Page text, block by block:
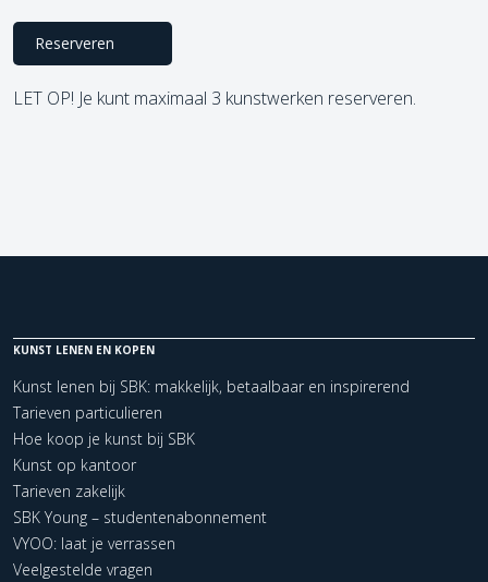
Reserveren
LET OP! Je kunt maximaal 3 kunstwerken reserveren.
KUNST LENEN EN KOPEN
Kunst lenen bij SBK: makkelijk, betaalbaar en inspirerend
Tarieven particulieren
Hoe koop je kunst bij SBK
Kunst op kantoor
Tarieven zakelijk
SBK Young – studentenabonnement
VYOO: laat je verrassen
Veelgestelde vragen